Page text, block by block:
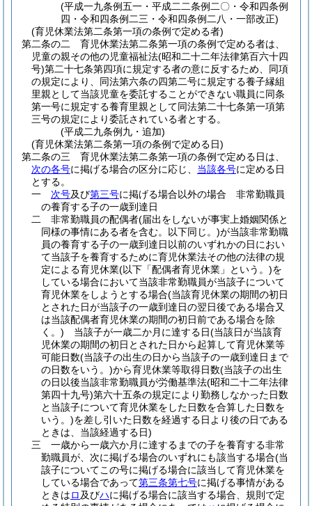
(平成一九条例五一・平成二二条例二〇・令和四条例
四・令和四条例二三・令和四条例二八・一部改正)
(育児休業法第二条第一項の条例で定める者)
第二条の二
育児休業法第二条第一項の条例で定める者は、
児童の親その他の児童福祉法(昭和二十二年法律第百六十四
号)第二十七条第四項に規定する者の意に反するため、同項
の規定により、同法第六条の四第二号に規定する養子縁組
里親として当該児童を委託することができない職員に同条
第一号に規定する養育里親として同法第二十七条第一項第
三号の規定により委託されている者とする。
(平成二九条例九・追加)
(育児休業法第二条第一項の条例で定める日)
第二条の三
育児休業法第二条第一項の条例で定める日は、
次の各号に掲げる場合の区分に応じ、 当該各号に定める日
とする。
一
次号及び第三号に掲げる場合以外の場合 非常勤職員
の養育する子の一歳到達日
二
非常勤職員の配偶者(届出をしないが事実上婚姻関係と
同様の事情にある者を含む。以下同じ。)が当該非常勤職
員の養育する子の一歳到達日以前のいずれかの日におい
て当該子を養育するために育児休業法その他の法律の規
定による育児休業(以下「配偶者育児休業」という。)を
している場合において当該非常勤職員が当該子について
育児休業をしようとする場合(当該育児休業の期間の初日
とされた日が当該子の一歳到達日の翌日後である場合又
は当該配偶者育児休業の期間の初日前である場合を除
く。) 当該子が一歳二か月に達する日(当該日が当該育
児休業の期間の初日とされた日から起算して育児休業等
可能日数(当該子の出生の日から当該子の一歳到達日まで
の日数をいう。)から育児休業等取得日数(当該子の出生
の日以後当該非常勤職員が労働基準法(昭和二十二年法律
第四十九号)第六十五条の規定により勤務しなかった日数
と当該子について育児休業をした日数を合算した日数を
いう。)を差し引いた日数を経過する日より後の日である
ときは、当該経過する日)
三
一歳から一歳六か月に達するまでの子を養育する非常
勤職員が、次に掲げる場合のいずれにも該当する場合(当
該子についてこの号に掲げる場合に該当して育児休業を
している場合であって第三条第七号に掲げる事情がある
ときはロ及びハに掲げる場合に該当する場合、規則で定